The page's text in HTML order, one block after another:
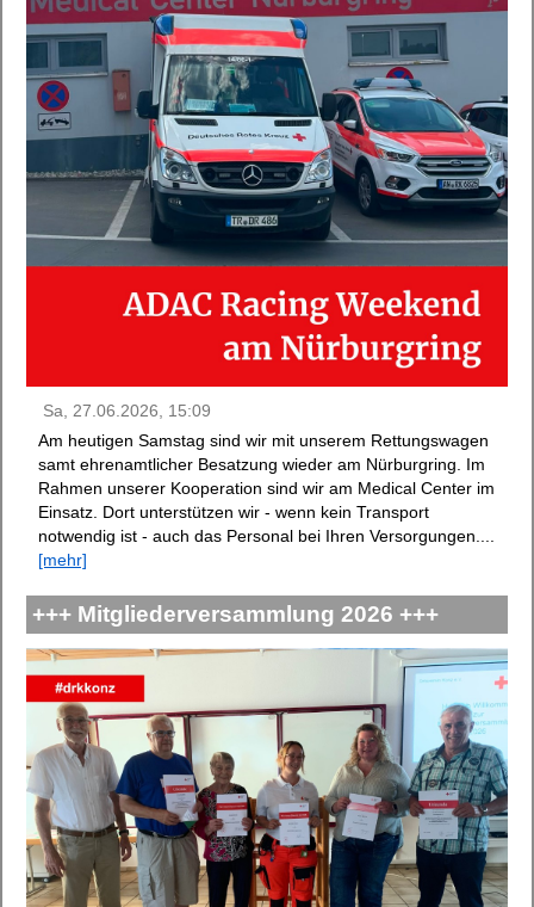
Sa, 27.06.2026, 15:09
Am heutigen Samstag sind wir mit unserem Rettungswagen
samt ehrenamtlicher Besatzung wieder am Nürburgring. Im
Rahmen unserer Kooperation sind wir am Medical Center im
Einsatz. Dort unterstützen wir - wenn kein Transport
notwendig ist - auch das Personal bei Ihren Versorgungen....
[mehr]
+++ Mitgliederversammlung 2026 +++